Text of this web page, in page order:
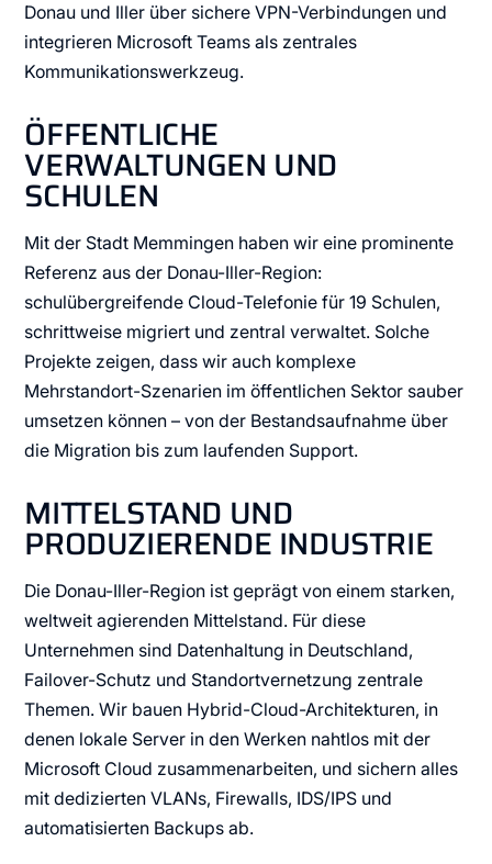
Donau und Iller über sichere VPN-Verbindungen und
integrieren Microsoft Teams als zentrales
Kommunikationswerkzeug.
ÖFFENTLICHE
VERWALTUNGEN UND
SCHULEN
Mit der Stadt Memmingen haben wir eine prominente
Referenz aus der Donau-Iller-Region:
schulübergreifende Cloud-Telefonie für 19 Schulen,
schrittweise migriert und zentral verwaltet. Solche
Projekte zeigen, dass wir auch komplexe
Mehrstandort-Szenarien im öffentlichen Sektor sauber
umsetzen können – von der Bestandsaufnahme über
die Migration bis zum laufenden Support.
MITTELSTAND UND
PRODUZIERENDE INDUSTRIE
Die Donau-Iller-Region ist geprägt von einem starken,
weltweit agierenden Mittelstand. Für diese
Unternehmen sind Datenhaltung in Deutschland,
Failover-Schutz und Standortvernetzung zentrale
Themen. Wir bauen Hybrid-Cloud-Architekturen, in
denen lokale Server in den Werken nahtlos mit der
Microsoft Cloud zusammenarbeiten, und sichern alles
mit dedizierten VLANs, Firewalls, IDS/IPS und
automatisierten Backups ab.